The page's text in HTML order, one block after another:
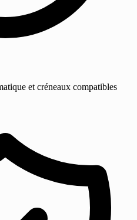
et créneaux compatibles